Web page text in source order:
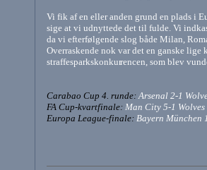
Vi fik af en eller anden grund en plads i
sige at vi udnyttede det til fulde. Vi
da vi efterfølgende slog både Milan,
Overraskende nok var det en ganske
straffesparkskonkurrencen, som blev
Carabao Cup 4. runde: Arsenal 2-1
FA Cup-kvartfinale: Man City 5-1 Wolves
Europa League-finale: Bayern München